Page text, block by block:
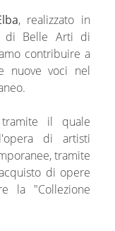
, realizzato in
di Belle Arti di
contribuire a
nuove voci nel
il quale
di artisti
tramite
di opere
la "Collezione